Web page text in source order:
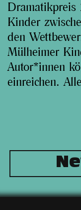
Dramatikpreis
Kinder
den
Mülheimer
Autor*innen
einreichen.